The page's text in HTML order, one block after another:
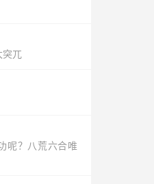
突兀
呢？八荒六合唯